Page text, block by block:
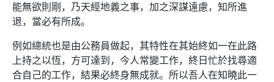
能無欲則剛，乃天經地義之事，加之深謀遠慮，知所進
退，當必有所成。
例如總統也是由公務員做起，其特性在其始終如一在此路
上持之以恆，方可達到，今人常變工作，終日忙於找尋適
合自己的工作，結果必終身無成就。所以吾人在知曉此一